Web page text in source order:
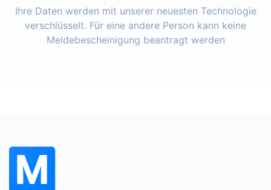
Ihre Daten werden mit unserer neuesten Technologie
verschlüsselt. Für eine andere Person kann keine
Meldebescheinigung beantragt werden